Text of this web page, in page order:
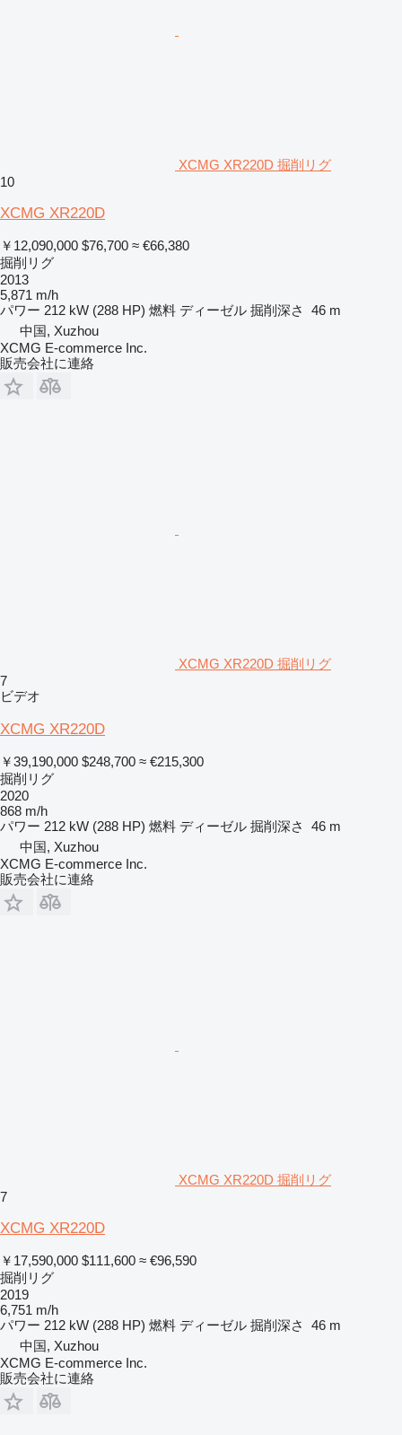
XCMG XR220D 掘削リグ
10
XCMG XR220D
￥12,090,000 $76,700 ≈ €66,380
掘削リグ
2013
5,871 m/h
パワー 212 kW (288 HP) 燃料 ディーゼル 掘削深さ
46 m
中国, Xuzhou
XCMG E-commerce Inc.
販売会社に連絡
XCMG XR220D 掘削リグ
7
ビデオ
XCMG XR220D
￥39,190,000 $248,700 ≈ €215,300
掘削リグ
2020
868 m/h
パワー 212 kW (288 HP) 燃料 ディーゼル 掘削深さ
46 m
中国, Xuzhou
XCMG E-commerce Inc.
販売会社に連絡
XCMG XR220D 掘削リグ
7
XCMG XR220D
￥17,590,000 $111,600 ≈ €96,590
掘削リグ
2019
6,751 m/h
パワー 212 kW (288 HP) 燃料 ディーゼル 掘削深さ
46 m
中国, Xuzhou
XCMG E-commerce Inc.
販売会社に連絡